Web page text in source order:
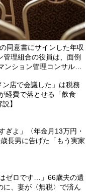
同意書にサインした年収
理組合の役員は、面倒
ション管理コンサルタ
ン店で会議した」は税務
経費で落とせる「飲食
】
ぎよ」〈年金月13万円・
長男に告げた「もう実家
ゼロです…」66歳夫の遺
に、妻が〈無税〉で済ん